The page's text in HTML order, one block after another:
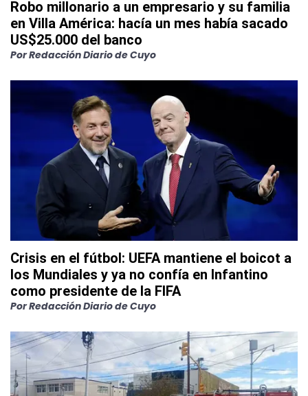
Robo millonario a un empresario y su familia
en Villa América: hacía un mes había sacado
US$25.000 del banco
PorRedacción Diario de Cuyo
Crisis en el fútbol: UEFA mantiene el boicot a
los Mundiales y ya no confía en Infantino
como presidente de la FIFA
PorRedacción Diario de Cuyo